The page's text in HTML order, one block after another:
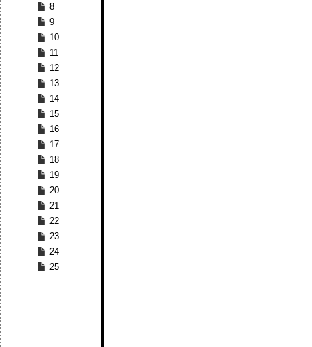
8
9
10
11
12
13
14
15
16
17
18
19
20
21
22
23
24
25